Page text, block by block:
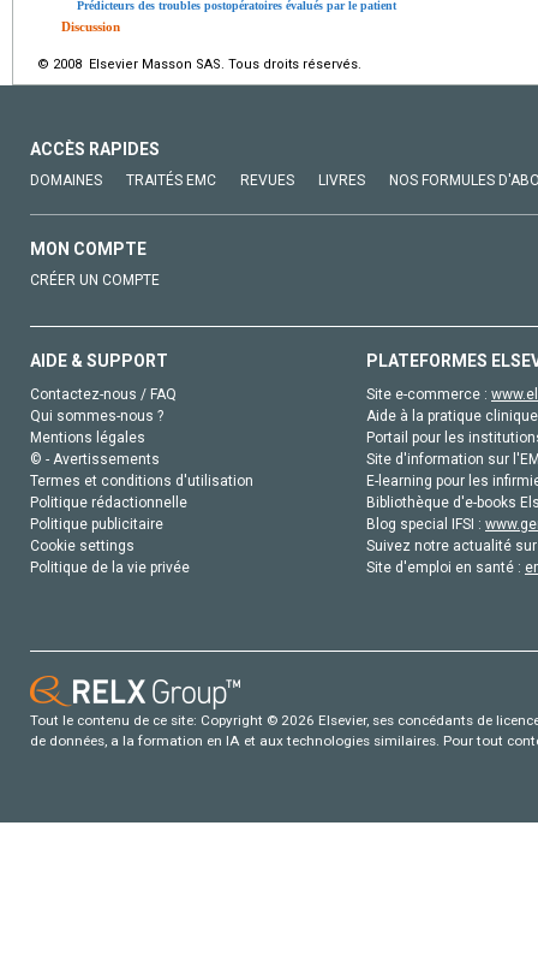
Prédicteurs des troubles postopératoires évalués par le patient
Discussion
© 2008 Elsevier Masson SAS. Tous droits réservés.
ACCÈS RAPIDES
DOMAINES TRAITÉS EMC REVUES LIVRES NOS FORMULES
MON COMPTE
CRÉER UN COMPTE
AIDE & SUPPORT
Contactez-nous / FAQ
Qui sommes-nous ?
Mentions légales
© - Avertissements
Termes et conditions d'utilisation
Politique rédactionnelle
Politique publicitaire
Cookie settings
Politique de la vie privée
PLATEFORMES
Site e-commerce :
Aide à la pratique
Portail pour les
Site d'information sur
E-learning pour les
Bibliothèque d'e-books
Blog special IFSI :
Suivez notre actualité
Site d'emploi en santé :
Tout le contenu de ce site: Copyright © 2026 Elsevier, ses concédants de
de données, a la formation en IA et aux technologies similaires. Pour tout